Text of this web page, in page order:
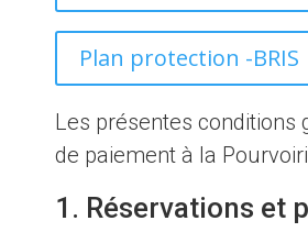
Plan protection -BRIS
Les présentes conditions
de paiement à la
1. Réservations et